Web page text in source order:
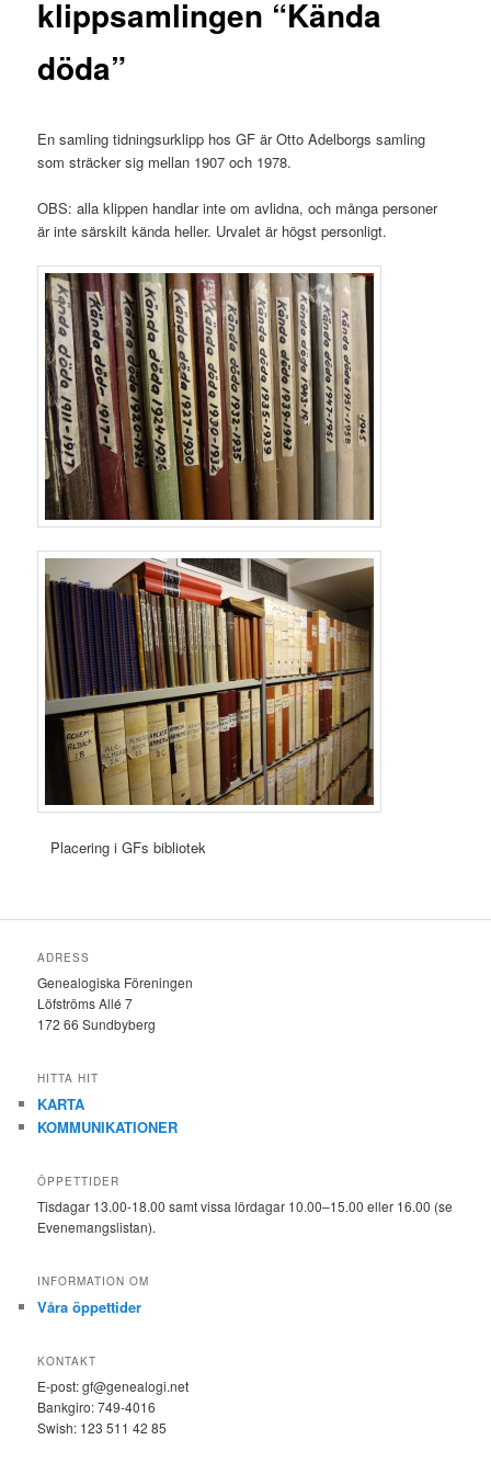
klippsamlingen “Kända
döda”
En samling tidningsurklipp hos GF är Otto Adelborgs samling
som sträcker sig mellan 1907 och 1978.
OBS: alla klippen handlar inte om avlidna, och många personer
är inte särskilt kända heller. Urvalet är högst personligt.
Placering i GFs bibliotek
ADRESS
Genealogiska Föreningen
Löfströms Allé 7
172 66 Sundbyberg
HITTA HIT
KARTA
KOMMUNIKATIONER
ÖPPETTIDER
Tisdagar 13.00-18.00 samt vissa lördagar 10.00–15.00 eller 16.00 (se
Evenemangslistan).
INFORMATION OM
Våra öppettider
KONTAKT
E-post: gf@genealogi.net
Bankgiro: 749-4016
Swish: 123 511 42 85